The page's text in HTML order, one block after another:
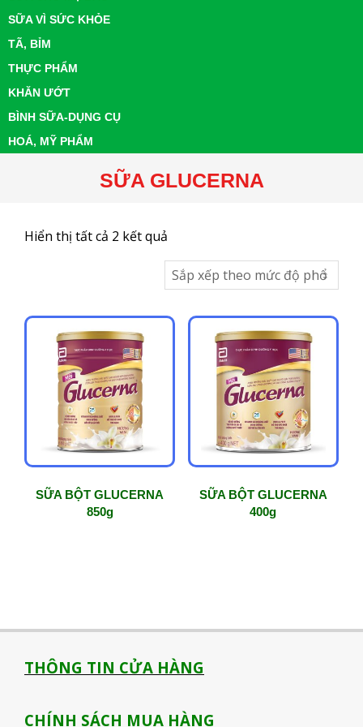
SỮA VÌ SỨC KHỎE
TÃ, BỈM
THỰC PHẨM
KHĂN ƯỚT
BÌNH SỮA-DỤNG CỤ
HOÁ, MỸ PHẨM
SỮA GLUCERNA
Hiển thị tất cả 2 kết quả
sắp
xếp
mức
SỮA BỘT GLUCERNA
850g
SỮA BỘT GLUCERNA
400g
THÔNG TIN CỬA HÀNG
CHÍNH SÁCH MUA HÀNG